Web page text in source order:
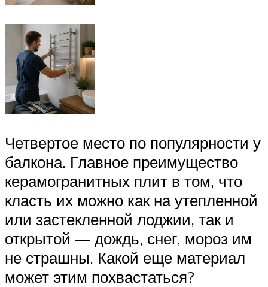
Четвертое место по популярности у
балкона. Главное преимущество
керамогранитных плит в том, что
класть их можно как на утепленной
или застекленной лоджии, так и
открытой — дождь, снег, мороз им
не страшны. Какой еще материал
может этим похвастаться?